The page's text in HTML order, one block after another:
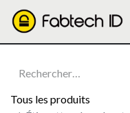
Tous les produits